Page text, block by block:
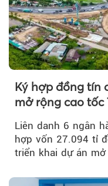
Ký hợp đồng tín
mở rộng cao tốc
Liên danh 6 ngân
hợp vốn 27.094 tỉ
triển khai dự án mở
kết nối TP HCM